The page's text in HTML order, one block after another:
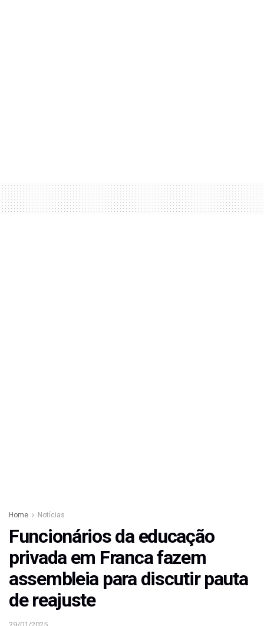
Home Notícias
Funcionários da educação
privada em Franca fazem
assembleia para discutir pauta
de reajuste